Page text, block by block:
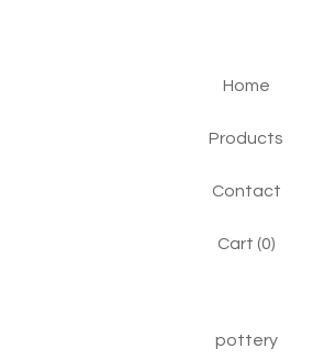
Home
Products
Contact
Cart (0)
pottery